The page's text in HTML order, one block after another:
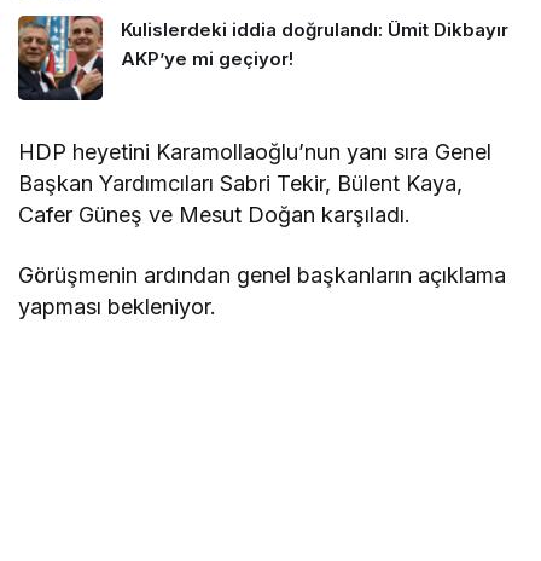
Kulislerdeki iddia doğrulandı: Ümit Dikbayır
AKP’ye mi geçiyor!
HDP heyetini Karamollaoğlu’nun yanı sıra Genel
Başkan Yardımcıları Sabri Tekir, Bülent Kaya,
Cafer Güneş ve Mesut Doğan karşıladı.
Görüşmenin ardından genel başkanların açıklama
yapması bekleniyor.